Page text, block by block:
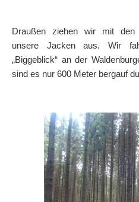
Draußen ziehen wir mit den
unsere Jacken aus. Wir
„Biggeblick“ an der
sind es nur 600 Meter bergauf